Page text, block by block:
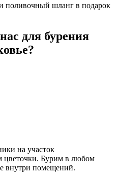
поливочный шланг в подарок
для бурения
на участок
цветочки. Бурим в любом
внутри помещений.